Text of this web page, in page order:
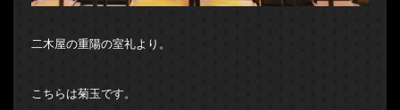
二木屋の重陽の室礼より。
こちらは菊玉です。